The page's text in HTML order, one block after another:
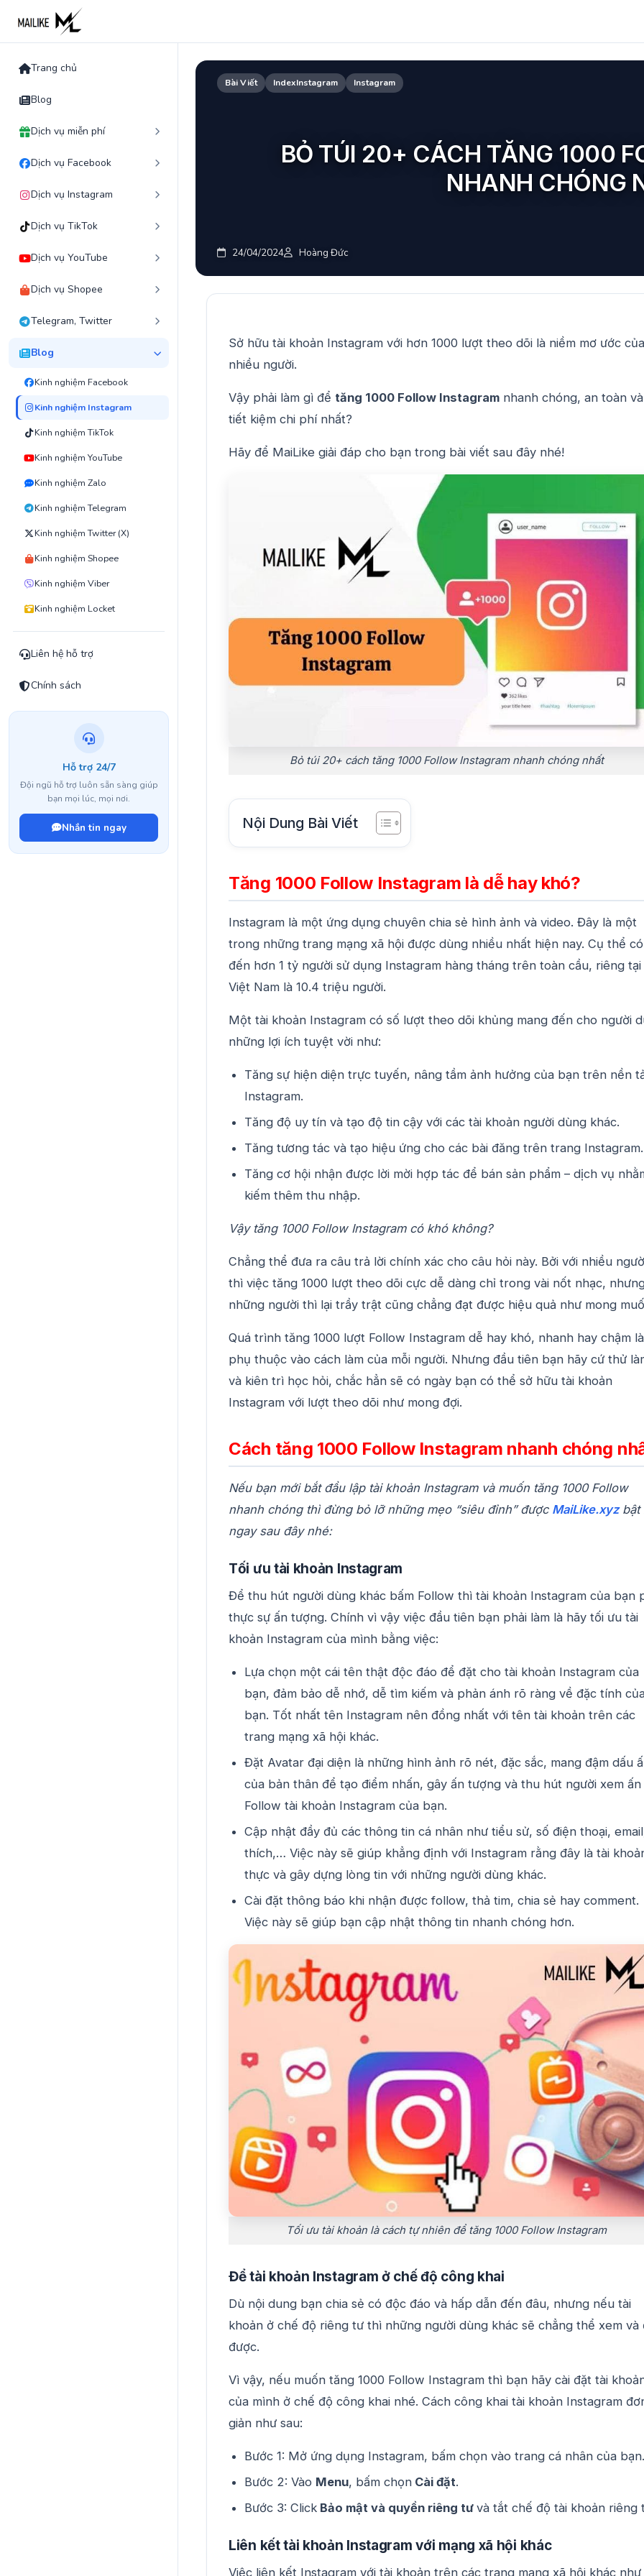
content
Trang chủ
Blog
Dịch vụ miễn phí
Dịch vụ Facebook
Dịch vụ Instagram
Dịch vụ TikTok
Dịch vụ YouTube
Dịch vụ Shopee
Telegram, Twitter
Blog
Kinh nghiệm Facebook
Kinh nghiệm Instagram
Kinh nghiệm TikTok
Kinh nghiệm YouTube
Kinh nghiệm Zalo
Kinh nghiệm Telegram
Kinh nghiệm Twitter (X)
Kinh nghiệm Shopee
Kinh nghiệm Viber
Kinh nghiệm Locket
Liên hệ hỗ trợ
Chính sách
Hỗ trợ 24/7
Đội ngũ hỗ trợ luôn sẵn sàng giúp
bạn mọi lúc, mọi nơi.
Nhắn tin ngay
Bài Viết IndexInstagram Instagram
BỎ TÚI 20+ CÁCH TĂNG 1000
NHANH CHÓNG
24/04/2024 Hoàng Đức
Sở hữu tài khoản Instagram với hơn 1000 lượt theo dõi là niềm mơ ước
nhiều người.
Vậy phải làm gì để tăng 1000 Follow Instagram nhanh chóng, an toàn và
tiết kiệm chi phí nhất?
Hãy để MaiLike giải đáp cho bạn trong bài viết sau đây nhé!
Bỏ túi 20+ cách tăng 1000 Follow Instagram nhanh chóng nhất
Nội Dung Bài Viết
Tăng 1000 Follow Instagram là dễ hay khó?
Instagram là một ứng dụng chuyên chia sẻ hình ảnh và video. Đây là một
trong những trang mạng xã hội được dùng nhiều nhất hiện nay. Cụ thể có
đến hơn 1 tỷ người sử dụng Instagram hàng tháng trên toàn cầu, riêng tại
Việt Nam là 10.4 triệu người.
Một tài khoản Instagram có số lượt theo dõi khủng mang đến cho người
những lợi ích tuyệt vời như:
Tăng sự hiện diện trực tuyến, nâng tầm ảnh hưởng của bạn trên nền
Instagram.
Tăng độ uy tín và tạo độ tin cậy với các tài khoản người dùng khác.
Tăng tương tác và tạo hiệu ứng cho các bài đăng trên trang Instagram.
Tăng cơ hội nhận được lời mời hợp tác để bán sản phẩm – dịch vụ
kiếm thêm thu nhập.
Vậy tăng 1000 Follow Instagram có khó không?
Chẳng thể đưa ra câu trả lời chính xác cho câu hỏi này. Bởi với nhiều
thì việc tăng 1000 lượt theo dõi cực dễ dàng chỉ trong vài nốt nhạc,
những người thì lại trầy trật cũng chẳng đạt được hiệu quả như mong
Quá trình tăng 1000 lượt Follow Instagram dễ hay khó, nhanh hay chậm là
phụ thuộc vào cách làm của mỗi người. Nhưng đầu tiên bạn hãy cứ thử
và kiên trì học hỏi, chắc hẳn sẽ có ngày bạn có thể sở hữu tài khoản
Instagram với lượt theo dõi như mong đợi.
Cách tăng 1000 Follow Instagram nhanh chóng
Nếu bạn mới bắt đầu lập tài khoản Instagram và muốn tăng 1000 Follow
nhanh chóng thì đừng bỏ lỡ những mẹo “siêu đỉnh” được MaiLike.xyzbật
ngay sau đây nhé:
Tối ưu tài khoản Instagram
Để thu hút người dùng khác bấm Follow thì tài khoản Instagram của bạn
thực sự ấn tượng. Chính vì vậy việc đầu tiên bạn phải làm là hãy tối ưu tài
khoản Instagram của mình bằng việc:
Lựa chọn một cái tên thật độc đáo để đặt cho tài khoản Instagram của
bạn, đảm bảo dễ nhớ, dễ tìm kiếm và phản ánh rõ ràng về đặc tính
bạn. Tốt nhất tên Instagram nên đồng nhất với tên tài khoản trên các
trang mạng xã hội khác.
Đặt Avatar đại diện là những hình ảnh rõ nét, đặc sắc, mang đậm dấu
của bản thân để tạo điểm nhấn, gây ấn tượng và thu hút người xem ấn
Follow tài khoản Instagram của bạn.
Cập nhật đầy đủ các thông tin cá nhân như tiểu sử, số điện thoại,
thích,… Việc này sẽ giúp khẳng định với Instagram rằng đây là tài
thực và gây dựng lòng tin với những người dùng khác.
Cài đặt thông báo khi nhận được follow, thả tim, chia sẻ hay comment.
Việc này sẽ giúp bạn cập nhật thông tin nhanh chóng hơn.
Tối ưu tài khoản là cách tự nhiên để tăng 1000 Follow Instagram
Để tài khoản Instagram ở chế độ công khai
Dù nội dung bạn chia sẻ có độc đáo và hấp dẫn đến đâu, nhưng nếu tài
khoản ở chế độ riêng tư thì những người dùng khác sẽ chẳng thể xem và
được.
Vì vậy, nếu muốn tăng 1000 Follow Instagram thì bạn hãy cài đặt tài
của mình ở chế độ công khai nhé. Cách công khai tài khoản Instagram
giản như sau:
Bước 1: Mở ứng dụng Instagram, bấm chọn vào trang cá nhân của bạn.
Bước 2: Vào Menu, bấm chọn Cài đặt.
Bước 3: Click Bảo mật và quyền riêng tư và tắt chế độ tài khoản riêng
Liên kết tài khoản Instagram với mạng xã hội khác
Việc liên kết Instagram với tài khoản trên các trang mạng xã hội khác như